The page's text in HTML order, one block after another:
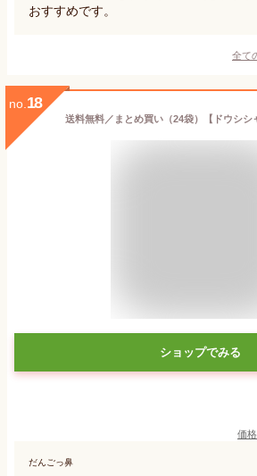
おすすめです。
全て
no. 18
ショップでみる
価
だんごっ鼻